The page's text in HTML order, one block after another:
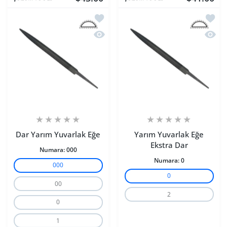
İstek listesine ekle Dar Yarım Yuvarlak
Hızlı Görünüm Dar Yarım Yuvarlak Eğe
Dar Yarım Yuvarlak Eğe
Numara:000
000
00
0
1
İstek
Hızlı
Yarım Yuvarlak Eğe
Ekstra Dar
Numara:0
0
2